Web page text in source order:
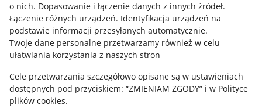
o nich. Dopasowanie i łączenie danych z innych źródeł.
Łączenie różnych urządzeń. Identyfikacja urządzeń na
podstawie informacji przesyłanych automatycznie.
Twoje dane personalne przetwarzamy również w celu
ułatwiania korzystania z naszych stron
Cele przetwarzania szczegółowo opisane są w ustawieniach
dostępnych pod przyciskiem: “ZMIENIAM ZGODY” i w Polityce
plików cookies.
Regulamin
Polityka plików "cookies"
Ustawienia plików "cookies"
Udostępnianie lokalizacji
Informacje dla Aktu o Usługach Cyfrowych